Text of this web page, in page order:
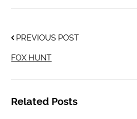
PREVIOUS POST
FOX HUNT
Related Posts